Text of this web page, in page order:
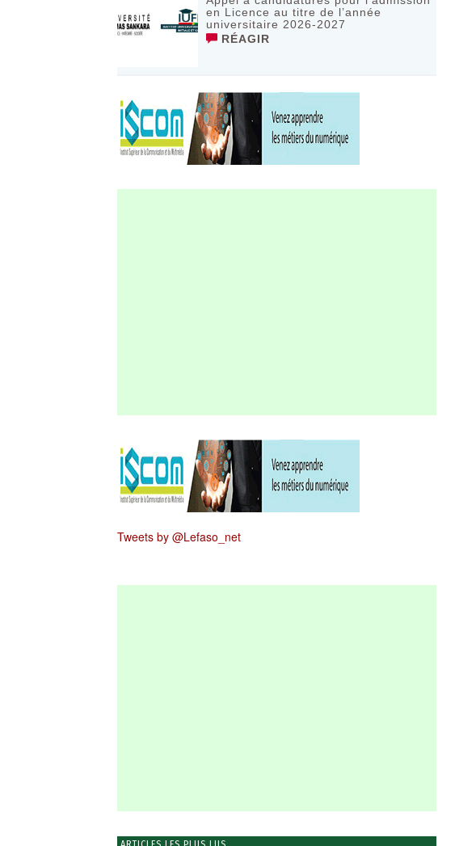
en Licence au titre de l’année
universitaire 2026-2027
RÉAGIR
Tweets by @Lefaso_net